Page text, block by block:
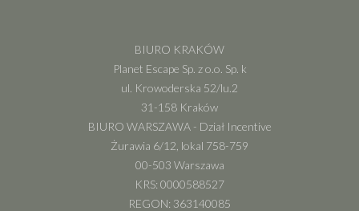
BIURO KRAKÓW
Planet Escape Sp. z o.o. Sp. k
ul. Krowoderska 52/lu.2
31-158 Kraków
BIURO WARSZAWA - Dział Incentive
Żurawia 6/12, lokal 758-759
00-503 Warszawa
KRS: 0000588527
REGON: 363140085